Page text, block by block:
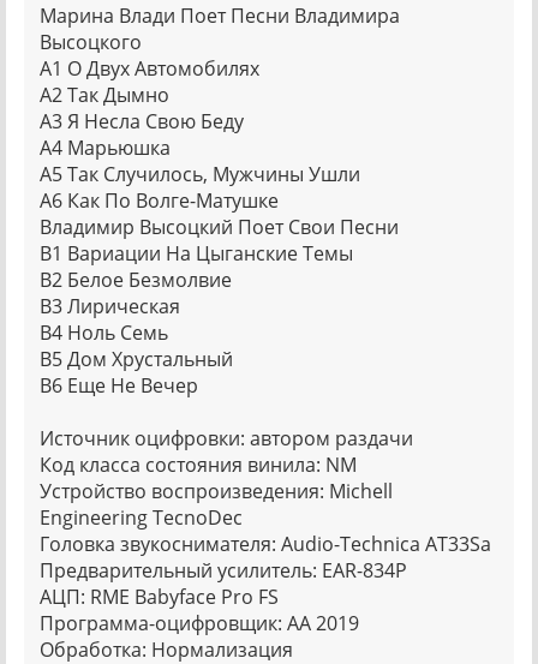
Марина Влади Поет Песни Владимира
Высоцкого
A1 О Двух Автомобилях
A2 Так Дымно
A3 Я Несла Свою Беду
A4 Марьюшка
A5 Так Случилось, Мужчины Ушли
A6 Как По Волге-Матушке
Владимир Высоцкий Поет Свои Песни
B1 Вариации На Цыганские Темы
B2 Белое Безмолвие
B3 Лирическая
B4 Ноль Семь
B5 Дом Хрустальный
B6 Еще Не Вечер
Источник оцифровки: автором раздачи
Код класса состояния винила: NM
Устройство воспроизведения: Michell
Engineering TecnoDec
Головка звукоснимателя: Audio-Technica AT33Sa
Предварительный усилитель: EAR-834P
АЦП: RME Babyface Pro FS
Программа-оцифровщик: AA 2019
Обработка: Нормализация